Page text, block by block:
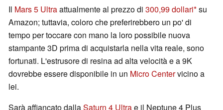
Il Mars 5 Ultraattualmente al prezzo di 300,99 dollari su
Amazon; tuttavia, coloro che preferirebbero un po' di
tempo per toccare con mano la loro possibile nuova
stampante 3D prima di acquistarla nella vita reale, sono
fortunati. L'estrusore di resina ad alta velocità e a 9K
dovrebbe essere disponibile in un Micro Centervicino a
lei.
Sarà affiancato dallaSaturn 4 Ultrae il Neptune 4 Plus